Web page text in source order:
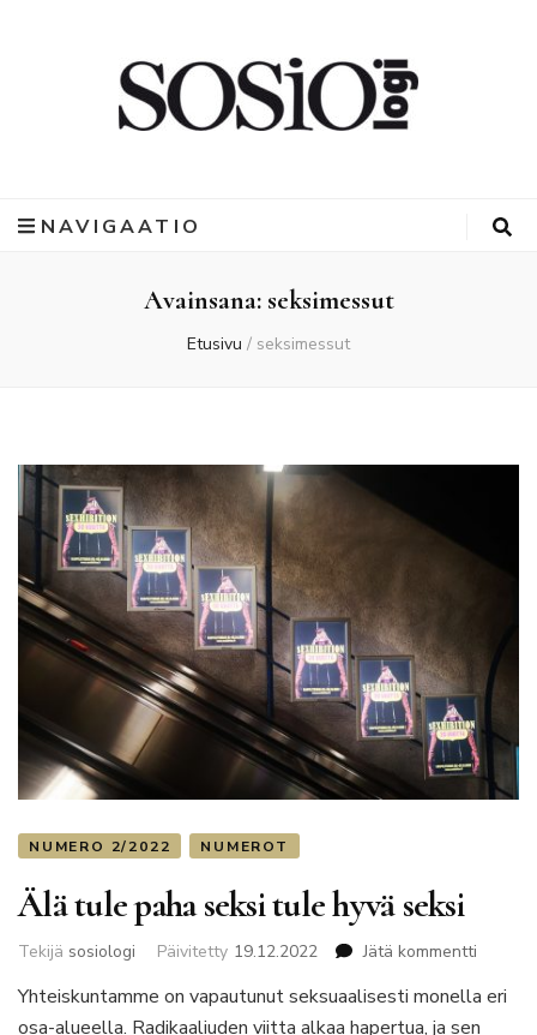
NAVIGAATIO
Avainsana: seksimessut
Etusivu / seksimessut
NUMERO 2/2022 NUMEROT
Älä tule paha seksi tule hyvä seksi
Tekijä sosiologi Päivitetty 19.12.2022 Jätä kommentti
tule
paha
Yhteiskuntamme on vapautunut seksuaalisesti monella eri
osa-alueella. Radikaaliuden viitta alkaa hapertua, ja sen